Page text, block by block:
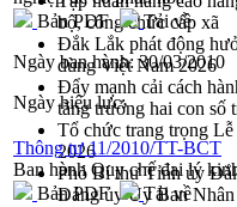
bộ, công chức cấp xã
Đắk Lắk phát động
dùng Việt Nam 2026
Đẩy mạnh cải cách
tăng trưởng hai con số
Tổ chức trang trọng
2026
Phó Bí thư Tỉnh ủy
Đảng ủy Ủy Ban Nhân
Bản PDF
Tải về
Ngày ban hành:30/03/2010
Ngày hiệu lực:
Thông tư 11/2010/TT-BCT
Ban hành Quy chế đại lý
Bản PDF
Tải về